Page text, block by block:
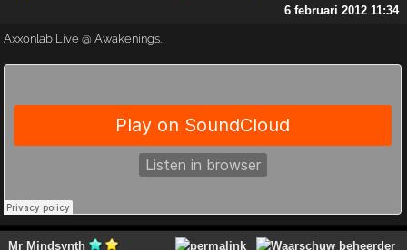
6 februari 2012 11:34
Axxonlab Live @ Awakenings.
Mr Mindsynth